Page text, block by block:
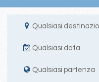
Qualsiasi
Qualsiasi data
Qualsiasi partenza